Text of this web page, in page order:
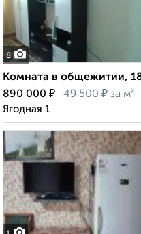
8
Комната в общежитии,
890 000 ₽ 49 500 ₽ за м²
Ягодная 1